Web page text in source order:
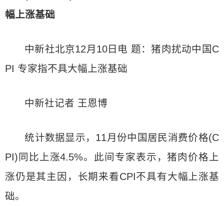
幅上涨基础
中新社北京12月10日电 题：猪肉扰动中国C
PI 专家指不具大幅上涨基础
中新社记者 王恩博
统计数据显示，11月份中国居民消费价格(C
PI)同比上涨4.5%。此间专家表示，猪肉价格上
涨仍是其主因，长期来看CPI不具有大幅上涨基
础。